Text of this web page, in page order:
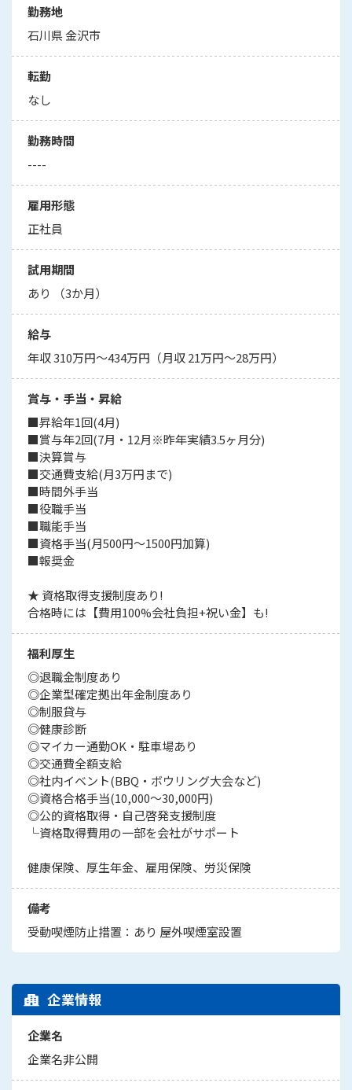
勤務地
石川県 金沢市
転勤
なし
勤務時間
----
雇用形態
正社員
試用期間
あり （3か月）
給与
年収 310万円～434万円（月収 21万円～28万円）
賞与・手当・昇給
■昇給年1回(4月)
■賞与年2回(7月・12月※昨年実績3.5ヶ月分)
■決算賞与
■交通費支給(月3万円まで)
■時間外手当
■役職手当
■職能手当
■資格手当(月500円～1500円加算)
■報奨金
★ 資格取得支援制度あり!
合格時には【費用100%会社負担+祝い金】も!
福利厚生
◎退職金制度あり
◎企業型確定拠出年金制度あり
◎制服貸与
◎健康診断
◎マイカー通勤OK・駐車場あり
◎交通費全額支給
◎社内イベント(BBQ・ボウリング大会など)
◎資格合格手当(10,000〜30,000円)
◎公的資格取得・自己啓発支援制度
└資格取得費用の一部を会社がサポート
健康保険、厚生年金、雇用保険、労災保険
備考
受動喫煙防止措置：あり 屋外喫煙室設置
企業情報
企業名
企業名非公開